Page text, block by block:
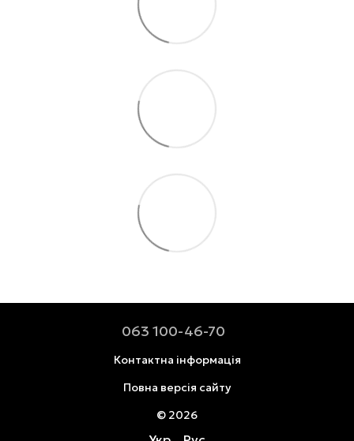
063 100-46-70
Контактна інформація
Повна версія сайту
© 2026